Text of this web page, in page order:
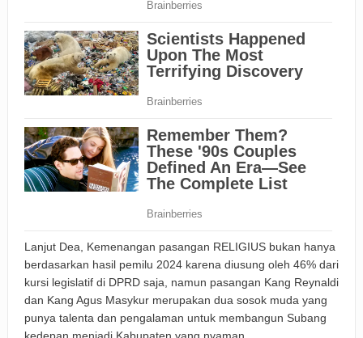
Lanjut Dea, Kemenangan pasangan RELIGIUS bukan hanya
berdasarkan hasil pemilu 2024 karena diusung oleh 46% dari
kursi legislatif di DPRD saja, namun pasangan Kang Reynaldi
dan Kang Agus Masykur merupakan dua sosok muda yang
punya talenta dan pengalaman untuk membangun Subang